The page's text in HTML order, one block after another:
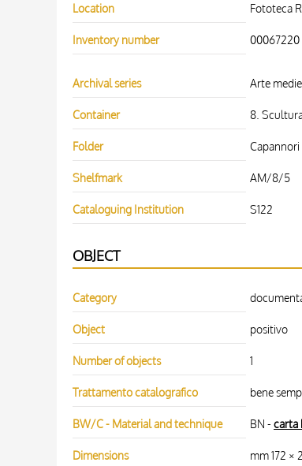
Location Fototeca
Inventory number 00067220
Archival series Arte
Container 8.
Folder Capannori
Shelfmark AM/8/5
Cataloguing Institution S122
OBJECT
Category
Object positivo
Number of objects 1
Trattamento catalografico bene
BW/C - Material and technique BN - carta
Dimensions mm 172 ×